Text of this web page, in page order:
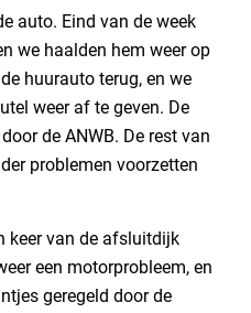
auto. Eind van de week
we haalden hem weer op
huurauto terug, en we
weer af te geven. De
de ANWB. De rest van
problemen voorzetten
keer van de afsluitdijk
een motorprobleem, en
geregeld door de